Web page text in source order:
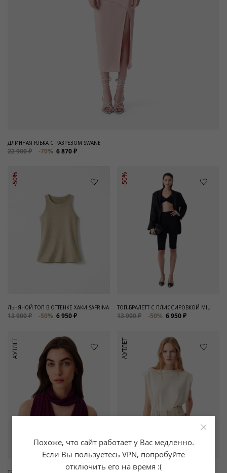
ДЛИННАЯ ЮБКА С РАЗРЕЗОМ SWANE
22 900 ₽ -70% 6 870 ₽
-50%
ЛЬНЯНОЙ ТОП В ОТТЕНКЕ ХАКИ SAFRINA
13 900 ₽ -50% 6 950 ₽
-50%
ТОП-БРАЛЕТТ С ПЛИССИРОВКОЙ MIU
13 900 ₽ -50% 6 950 ₽
АУТЛЕТ АУТЛЕТ
×
Похоже, что сайт работает у Вас медленно.
Если Вы пользуетесь VPN, попробуйте
отключить его на время :(